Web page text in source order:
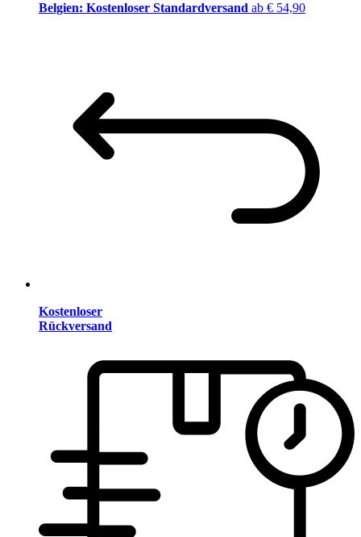
Belgien: Kostenloser Standardversand ab € 54,90
Kostenloser
Rückversand